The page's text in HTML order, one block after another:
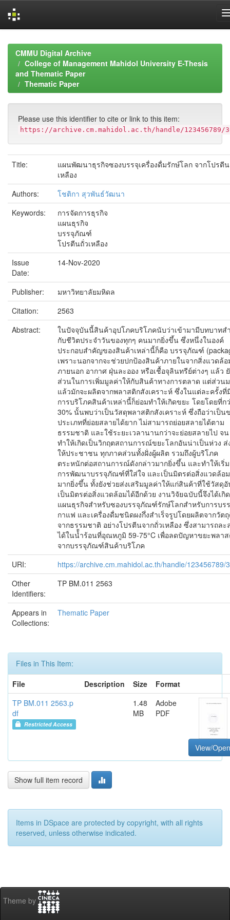
navigationCMMU Digital Archive
College of Management Mahidol University E-Thesis
and Thematic Paper
Thematic Paper
Please use this identifier to cite or link to this item:
https://archive.cm.mahidol.ac.th/handle/123456789/
Title:
แผนพัฒนาธุรกิจซองบรรจุเครื่องดื่มรักษ์โลก จากโปรตี
เหลือง
Authors:
โชติกา สุวพันธ์วัฒนา
Keywords:
การจัดการธุรกิจ
แผนธุรกิจ
บรรจุภัณฑ์
โปรตีนถั่วเหลือง
Issue
Date:
14-Nov-2020
Publisher:
มหาวิทยาลัยมหิดล
Citation:
2563
Abstract:
ในปัจจุบันนี้สินค้าอุปโภคบริโภคนับว่าเข้ามามีบทบาท
กับชีวิตประจำวันของทุกๆ คนมากยิ่งขึ้น ซึ่งหนึ่งในองค์
ประกอบสำคัญของสินค้าเหล่านี้ก็คือ บรรจุภัณฑ์
เพราะนอกจากจะช่วยปกป้องสินค้าภายในจากสิ่งแวดล้อ
ภายนอก อากาศ ฝุ่นละออง หรือเชื้อจุลินทรีย์ต่างๆ แล้ว
ส่วนในการเพิ่มมูลค่าให้กับสินค้าทางการตลาด แต่ส่วน
แล้วมักจะผลิตจากพลาสติกสังเคราะห์ ซึ่งในแต่ละครั้งที่
การบริโภคสินค้าเหล่านี้ก็ย่อมทำให้เกิดขยะ โดยโดยที่ก
30% นั้นพบว่าเป็นวัสดุพลาสติกสังเคราะห์ ซึ่งถือว่าเป็น
ประเภทที่ย่อยสลายได้ยาก ไม่สามารถย่อยสลายได้ตาม
ธรรมชาติ และใช้ระยะเวลานานกว่าจะย่อยสลายไป จน
ทำให้เกิดเป็นวิกฤตสถานการณ์ขยะโลกอันน่าเป็นห่วง ส่
ให้ประชาชน ทุกภาคส่วนทั้งฝั่งผู้ผลิต รวมถึงผู้บริโภค
ตระหนักต่อสถานการณ์ดังกล่าวมากยิ่งขึ้น และทำให้เริ่
การพัฒนาบรรจุภัณฑ์ที่ใส่ใจ และเป็นมิตรต่อสิ่งแวดล้อม
มากยิ่งขึ้น ทั้งยังช่วยส่งเสริมมูลค่าให้แก่สินค้าที่ใช้วัสดุ
เป็นมิตรต่อสิ่งแวดล้อมได้อีกด้วย งานวิจัยฉบับนี้จึงได้เกิ
แผนธุรกิจสำหรับซองบรรจุภัณฑ์รักษ์โลกสำหรับการบร
กาแฟ และเครื่องดื่มชนิดผงกึ่งสำเร็จรูปโดยผลิตจากวัต
จากธรรมชาติ อย่างโปรตีนจากถั่วเหลือง ซึ่งสามารถละ
ได้ในน้้ำร้อนที่อุณหภูมิ 59-75°C เพื่อลดปัญหาขยะพลา
จากบรรจุภัณฑ์สินค้าบริโภค
URI:
https://archive.cm.mahidol.ac.th/handle/123456789/
Other
Identifiers:
TP BM.011 2563
Appears in
Collections:
Thematic Paper
Files in This Item:
File
Description Size
Format
TP BM.011 2563.p
df
Restricted Access
1.48
MB
Adobe
PDF
View/Open
Show full item record
Items in DSpace are protected by copyright, with all rights
reserved, unless otherwise indicated.
Theme by